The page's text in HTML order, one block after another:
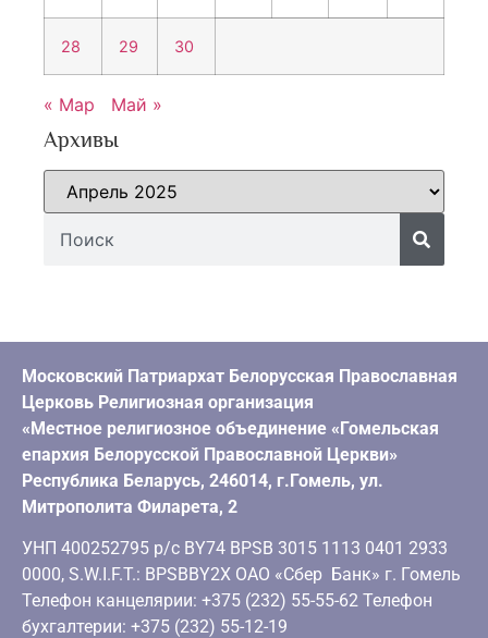
28 29 30
« Мар Май »
Архивы
Московский Патриархат Белорусская Православная
Церковь Религиозная организация
«Местное религиозное объединение «Гомельская
епархия Белорусской Православной Церкви»
Республика Беларусь, 246014, г.Гомель, ул.
Митрополита Филарета, 2
УНП 400252795 р/с BY74 BPSB 3015 1113 0401 2933
0000, S.W.I.F.T.: BPSBBY2X ОАО «Сбер Банк» г. Гомель
Телефон канцелярии: +375 (232) 55-55-62 Телефон
бухгалтерии: +375 (232) 55-12-19